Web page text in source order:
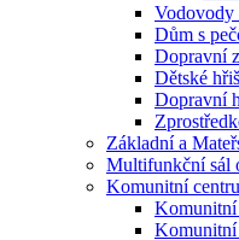
Vodovody
Dům s
Dopravní
Dětské
Dopravní
Základní a
Multifunkční sál
Komunitní
Komunitní
Komunitní